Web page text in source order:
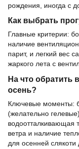
рождения, иногда с
Как выбрать
Главные критерии:
наличие
парит, и легкий вес
жаркого лета с
На что обратить
осень?
Ключевые моменты:
(желательно
водоотталкивающая
ветра и наличие
для осенней